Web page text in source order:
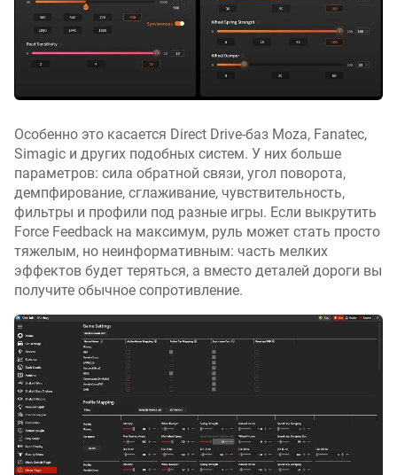
Особенно это касается Direct Drive-баз Moza, Fanatec,
Simagic и других подобных систем. У них больше
параметров: сила обратной связи, угол поворота,
демпфирование, сглаживание, чувствительность,
фильтры и профили под разные игры. Если выкрутить
Force Feedback на максимум, руль может стать просто
тяжелым, но неинформативным: часть мелких
эффектов будет теряться, а вместо деталей дороги вы
получите обычное сопротивление.